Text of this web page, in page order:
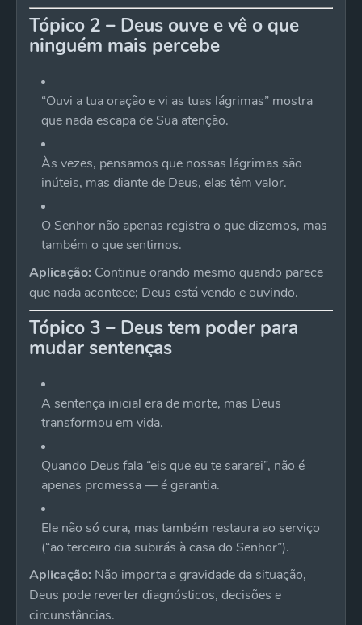
Tópico 2 – Deus ouve e vê o que
ninguém mais percebe
“Ouvi a tua oração e vi as tuas lágrimas” mostra
que nada escapa de Sua atenção.
Às vezes, pensamos que nossas lágrimas são
inúteis, mas diante de Deus, elas têm valor.
O Senhor não apenas registra o que dizemos, mas
também o que sentimos.
Aplicação: Continue orando mesmo quando parece
que nada acontece; Deus está vendo e ouvindo.
Tópico 3 – Deus tem poder para
mudar sentenças
A sentença inicial era de morte, mas Deus
transformou em vida.
Quando Deus fala “eis que eu te sararei”, não é
apenas promessa — é garantia.
Ele não só cura, mas também restaura ao serviço
(“ao terceiro dia subirás à casa do Senhor”).
Aplicação: Não importa a gravidade da situação,
Deus pode reverter diagnósticos, decisões e
circunstâncias.